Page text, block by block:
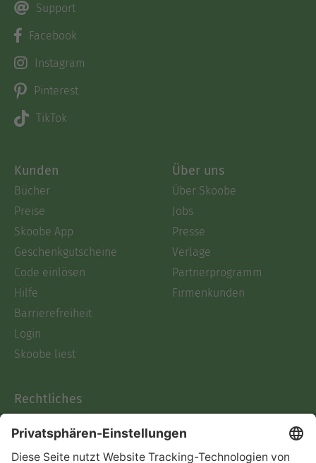
Support
Facebook
Instagram
Pinterest
TikTok
Kunden
Bücher
Preise
Skoobe App
Geschenkgutscheine
Code einlösen
Hilfe
Barrierefreiheit
Login
Skoobe liest
Über uns
Über Skoobe
Jobs
Presse
Verlage
Partnerprogramm
Firmenkunden
Rechtliches
AGB
Informationen nach Data